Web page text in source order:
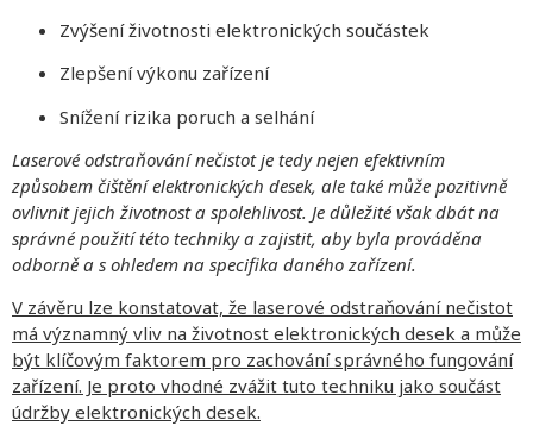
Zvýšení životnosti elektronických součástek
Zlepšení výkonu zařízení
Snížení rizika poruch a selhání
Laserové odstraňování nečistot je tedy nejen efektivním
způsobem čištění elektronických desek, ale také může pozitivně
ovlivnit jejich životnost a spolehlivost. Je důležité však dbát na
správné použití této techniky a zajistit, aby byla prováděna
odborně a s ohledem na specifika daného zařízení.
V závěru lze konstatovat, že laserové odstraňování nečistot
má významný vliv na životnost elektronických desek a může
být klíčovým faktorem pro zachování správného fungování
zařízení. Je proto vhodné zvážit tuto techniku jako součást
údržby elektronických desek.